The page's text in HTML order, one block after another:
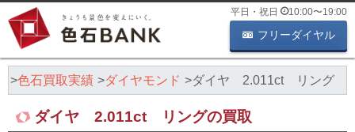
平日・祝日 10:00〜19:00
フリーダイヤル
色石買取実績 ダイヤモンド ダイヤ 2.011ct リング
ダイヤ 2.011ct リングの買取